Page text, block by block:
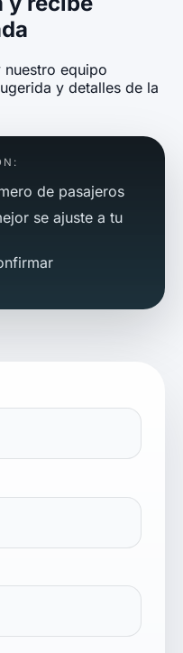
equipo
y detalles de la
de pasajeros
se ajuste a tu